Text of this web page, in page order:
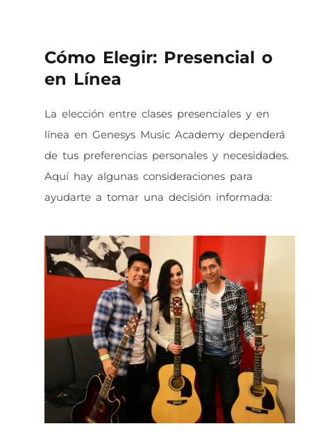
Cómo Elegir: Presencial o
en Línea
La elección entre clases presenciales y en
línea en Genesys Music Academy dependerá
de tus preferencias personales y necesidades.
Aquí hay algunas consideraciones para
ayudarte a tomar una decisión informada: